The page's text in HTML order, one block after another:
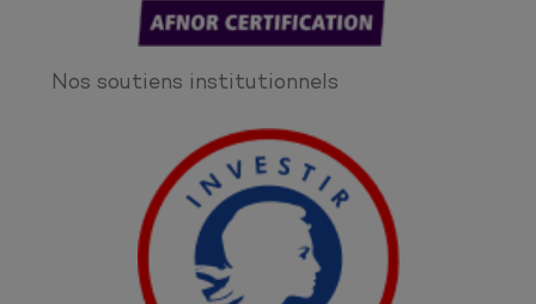
Nos soutiens institutionnels